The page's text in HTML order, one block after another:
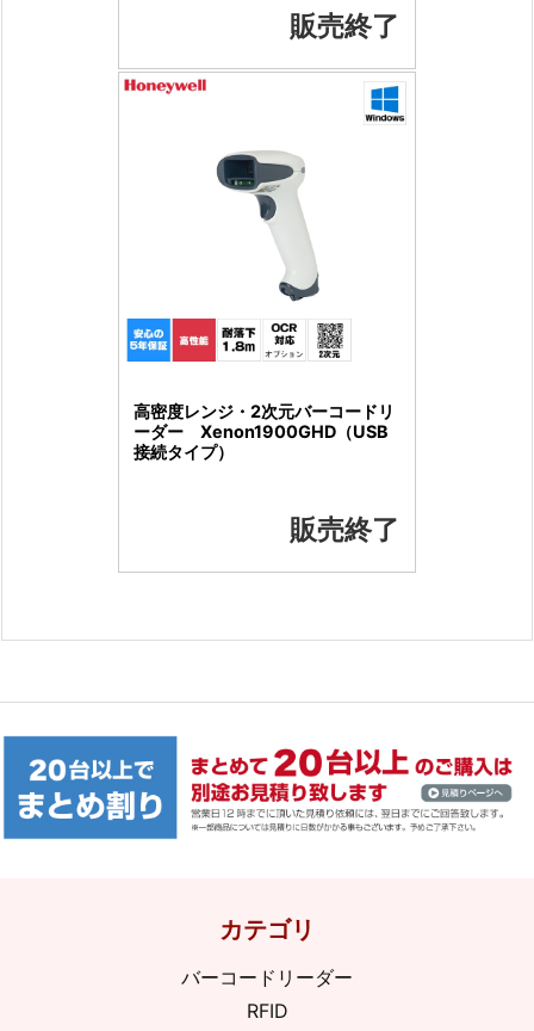
販売終了
高密度レンジ・2次元バーコードリ
ーダー Xenon1900GHD（USB
接続タイプ）
販売終了
カテゴリ
バーコードリーダー
RFID